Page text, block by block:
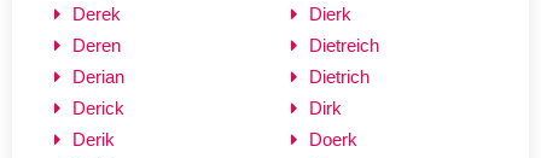
Derek
Deren
Derian
Derick
Derik
Dierk
Dietreich
Dietrich
Dirk
Doerk